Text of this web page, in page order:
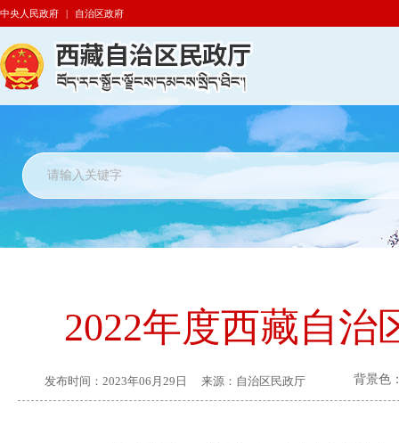
中央人民政府 | 自治区政府
2022年度西藏自
发布时间： 2023年06月29日 来源： 自治区民政厅 背景色